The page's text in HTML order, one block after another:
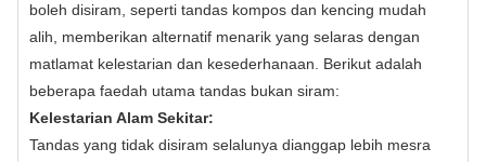
boleh disiram, seperti tandas kompos dan kencing mudah
alih, memberikan alternatif menarik yang selaras dengan
matlamat kelestarian dan kesederhanaan. Berikut adalah
beberapa faedah utama tandas bukan siram:
Kelestarian Alam Sekitar:
Tandas yang tidak disiram selalunya dianggap lebih mesra